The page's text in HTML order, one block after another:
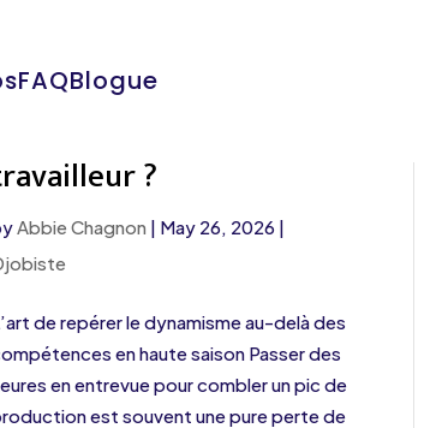
FAQBlogue
?
Abbie Chagnon | May 26, 2026|
de repérer le dynamisme au-delà des
en haute saison Passer des
en entrevue pour combler un pic de
est souvent une pure perte de